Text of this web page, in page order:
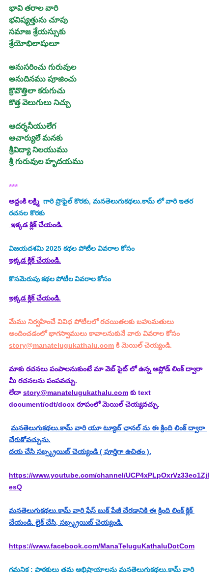
భావి తరాల వారి
భవిష్యత్తును చూపు
సమాజ శ్రేయస్సుకు
శ్రేయోభిలాషులూ
అనుసరించు గురువుల
అనుదినము పూజించు
క్రొవొత్తిలా కరుగుచు
కొత్త వెలుగులు నిచ్చు
ఆదర్శనీయులేగ
ఆచార్యులే మనకు
శ్రీవిద్యా నిలయుము
శ్రీ గురువుల హృదయము
***
అద్దంకి లక్ష్మి గారి ప్రొఫైల్ కొరకు, మనతెలుగుకథలు.కామ్ లో వారి ఇతర
రచనల కొరకు
ఇక్కడ క్లిక్ చేయండి.
విజయదశమి 2025 కథల పోటీల వివరాల కోసం
ఇక్కడ క్లిక్ చేయండి.
కొసమెరుపు కథల పోటీల వివరాల కోసం
ఇక్కడ క్లిక్ చేయండి.
మేము నిర్వహించే వివిధ పోటీలలో రచయితలకు బహుమతులు
అందించడంలో భాగస్వాములు కావాలనుకునే వారు వివరాల కోసం
story@manatelugukathalu.com కి మెయిల్ చెయ్యండి.
మాకు రచనలు పంపాలనుకుంటే మా వెబ్ సైట్ లో ఉన్న అప్లోడ్ లింక్ ద్వారా
మీ రచనలను పంపవచ్చు.
లేదా story@manatelugukathalu.com కు text
document/odt/docx రూపంలో మెయిల్ చెయ్యవచ్చు.
మనతెలుగుకథలు.కామ్ వారి యూ ట్యూబ్ ఛానల్ ను ఈ క్రింది లింక్ ద్వారా
చేరుకోవచ్చును.
దయ చేసి సబ్స్క్రయిబ్ చెయ్యండి ( పూర్తిగా ఉచితం ).
https://www.youtube.com/channel/UCP4xPLpOxrVz33eo1Zjl
esQ
మనతెలుగుకథలు.కామ్ వారి ఫేస్ బుక్ పేజీ చేరడానికి ఈ క్రింది లింక్ క్లిక్
చేయండి. లైక్ చేసి, సబ్స్క్రయిబ్ చెయ్యండి.
https://www.facebook.com/ManaTeluguKathaluDotCom
గమనిక : పాఠకులు తమ అభిప్రాయాలను మనతెలుగుకథలు.కామ్ వారి